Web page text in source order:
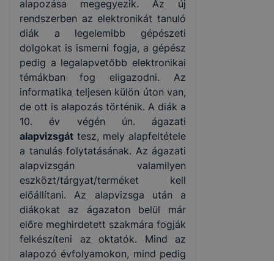
alapozása megegyezik. Az új
rendszerben az elektronikát tanuló
diák a legelemibb gépészeti
dolgokat is ismerni fogja, a gépész
pedig a legalapvetőbb elektronikai
témákban fog eligazodni. Az
informatika teljesen külön úton van,
de ott is alapozás történik. A diák a
10. év végén ún. ágazati
alapvizsgát tesz, mely alapfeltétele
a tanulás folytatásának. Az ágazati
alapvizsgán valamilyen
eszközt/tárgyat/terméket kell
előállítani. Az alapvizsga után a
diákokat az ágazaton belül már
előre meghirdetett szakmára fogják
felkészíteni az oktatók. Mind az
alapozó évfolyamokon, mind pedig